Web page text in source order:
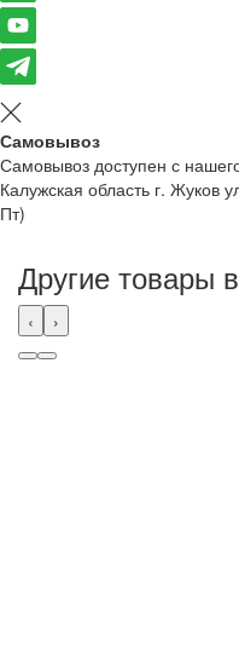
Самовывоз
Самовывоз доступен с
Калужская область г. Жуков
Пт)
Другие товары
‹ ›